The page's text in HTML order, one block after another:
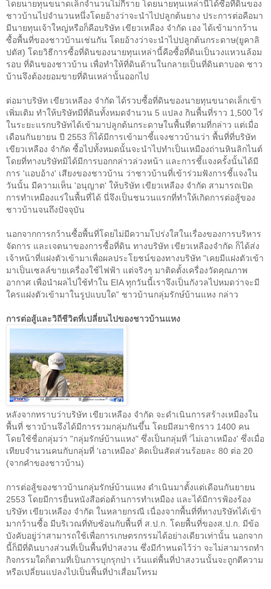
โดยนายทุนขนาดเล็กจำนวนไม่กี่ราย โดยนายทุนเหล่านี้ได้ซื้อที่ดินของ
ชาวบ้านไปจำนวนหนึ่งโดยอ้างว่าจะนำไปปลูกต้นยาง ประการต่อคือมา
มีนายทุนเจ้าใหญ่หรือก็คือบริษัท เขียวเหลือง จำกัด เอง ได้เข้ามากว้าน
ซื้อพื้นที่ของชาวบ้านเช่นกัน โดยอ้างว่าจะนำไปปลูกต้นกระดาษ(ยูคาลิ
ปตัส) โดยวิธีการซื้อที่ดินของนายทุนเหล่านี้คือซื้อที่ดินเป็นวงแหวนล้อม
รอบ ที่ดินของชาวบ้าน เพื่อทำให้ที่ดินด้านในกลายเป็นที่ดินตาบอด ชาว
บ้านจึงต้องยอมขายที่ดินเหล่านั้นออกไป
ต่อมาบริษัท เขียวเหลือง จำกัด ได้รวบซื้อที่ดินของนายทุนขนาดเล็กเข้า
เพิ่มเติม ทำให้บริษัทมีที่ดินทั้งหมดจำนวน 5 แปลง กินพื้นที่ราว 1,500ไร่
ในระยะแรกบริษัทได้เข้ามาปลูกต้นกระดาษในพื้นที่ตามที่กล่าว แต่เมื่อ
เดือนกันยายน ปี 2553 ก็ได้มีการเข้ามาชี้แจงชาวบ้านว่า พื้นที่ที่บริษัท
เขียวเหลือง จำกัด ซื้อไปทั้งหมดนั้นจะนำไปทำเป็นเหมืองถ่านหินลิกไนต์
โดยที่ทางบริษัทมิได้มีการบอกกล่าวล่วงหน้า และการชี้แจงครั้งนั้นได้มี
การ 'แอบอ้าง' เสียงของชาวบ้าน ว่าชาวบ้านที่เข้าร่วมฟังการชี้แจงใน
วันนั้น มีความเห็น 'อนุญาต' ให้บริษัท เขียวเหลือง จำกัด สามารถเปิด
การทำเหมืองแร่ในพื้นที่ได้ นี่จึงเป็นชนวนแรกที่ทำให้เกิดการต่อสู้ของ
ชาวบ้านจนถึงปัจจุบัน
นอกจากการกว้านซื้อพื้นที่โดยไม่มีความโปร่งใสในเรื่องของการบริหาร
จัดการ และเจตนาของการซื้อที่ดิน ทางบริษัท เขียวเหลืองจำกัด ก็ได้ส่ง
เจ้าหน้าที่แฝงตัวเข้ามาเพื่อผลประโยชน์ของทางบริษัท "เคยมีแฝงตัวเข้า
มาเป็นเซลล์ขายเครื่องใช้ไฟฟ้า แต่จริงๆ มาติดตั้งเครื่องวัดคุณภาพ
อากาศ เพื่อนำผลไปใช้ทำใน EIAทุกวันนี้เราจึงเป็นกังวลไปหมดว่าจะมี
ใครแฝงตัวเข้ามาในรูปแบบใด” ชาวบ้านกลุ่มรักษ์บ้านแหง กล่าว
การต่อสู้และวิถีชีวิตที่เปลี่ยนไปของชาวบ้านแหง
หลังจากทราบว่าบริษัท เขียวเหลือง จำกัด จะดำเนินการสร้างเหมืองใน
พื้นที่ ชาวบ้านจึงได้มีการรวมกลุ่มกันขึ้น โดยมีสมาชิกราว 1400 คน
โดยใช้ชื่อกลุ่มว่า "กลุ่มรักษ์บ้านแหง" ซึ่งเป็นกลุ่มที่ 'ไม่เอาเหมือง' ซึ่งเมื่อ
เทียบจำนวนคนกับกลุ่มที่ 'เอาเหมือง' คิดเป็นสัดส่วนร้อยละ 80 ต่อ 20
(จากคำของชาวบ้าน)
การต่อสู้ของชาวบ้านกลุ่มรักษ์บ้านแหง ดำเนินมาตั้งแต่เดือนกันยายน
2553 โดยมีการยื่นหนังสือต่อต้านการทำเหมือง และได้มีการฟ้องร้อง
บริษัท เขียวเหลือง จำกัด ในหลายกรณี เนื่องจากพื้นที่ที่ทางบริษัทได้เข้า
มากว้านซื้อ มีบริเวณที่ทับซ้อนกับพื้นที่ ส ป ก โดยพื้นที่ของส ป ก มีข้อ
บังคับอยู่ว่าสามารถใช้เพื่อการเกษตรกรรมได้อย่างเดียวเท่านั้น นอกจาก
นี้ก็มีที่ดินบางส่วนที่เป็นพื้นที่ป่าสงวน ซึ่งมีกำหนดไว้ว่า จะไม่สามารถทำ
กิจกรรมใดก็ตามที่เป็นการบุกรุกป่า เว้นแต่พื้นที่ป่าสงวนนั้นจะถูกตีความ
หรือเปลี่ยนแปลงไปเป็นพื้นที่ป่าเสื่อมโทรม